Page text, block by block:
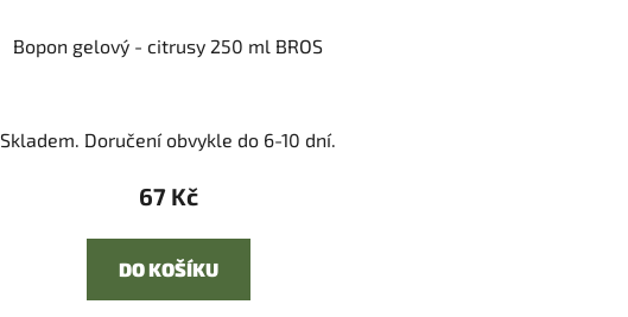
Bopon gelový - citrusy 250 ml BROS
Skladem. Doručení obvykle do 6-10 dní.
67 Kč
DO KOŠÍKU